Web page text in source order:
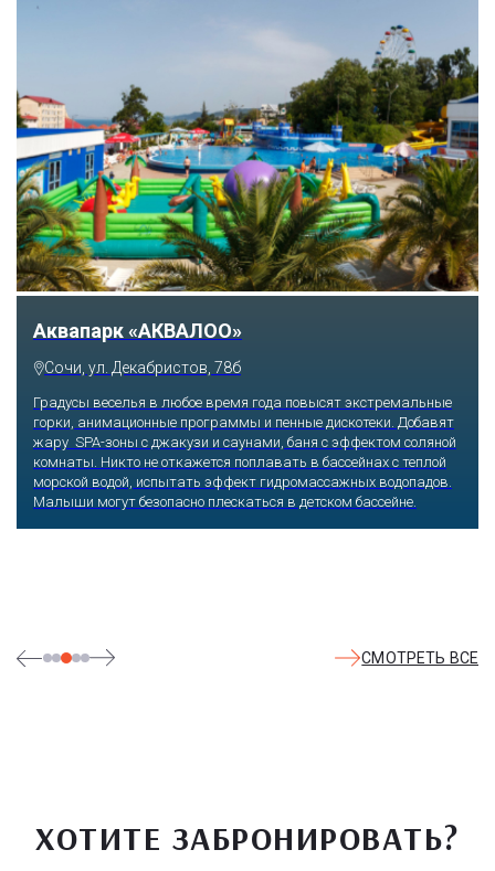
Тематический парк развлечений «Сочи
Парк»
Сочи, Олимпийский проспект, 21
Оказавшись здесь, словно попадаешь в сказку: встречаешь
любимых героев русского фольклора, получаешь возможность
сколько душе угодно кататься на аттракционах европейского
уровня. Гости участвуют в увлекательных квестах и творческих
СМОТРЕТЬ ВСЕ
ХОТИТЕ ЗАБРОНИРОВАТЬ?